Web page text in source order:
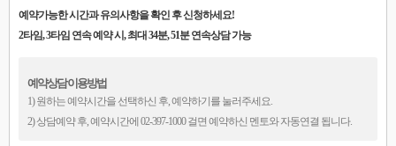
예약가능한 시간과 유의사항을 확인 후 신청하세요!
2타임, 3타임 연속 예약 시, 최대 34분, 51분 연속상담 가능
예약상담 이용방법
1) 원하는 예약시간을 선택하신 후, 예약하기를 눌러주세요.
2) 상담예약 후, 예약시간에 02-397-1000 걸면 예약하신 멘토와 자동연결 됩니다.